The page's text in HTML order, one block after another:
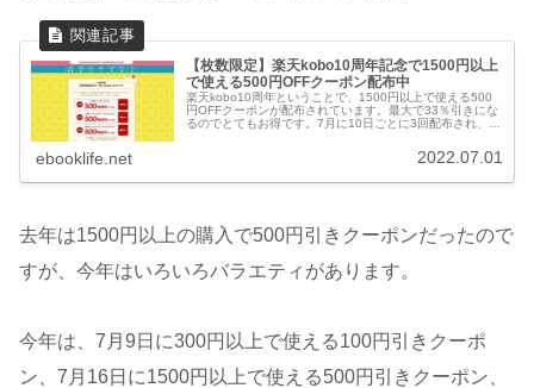
【枚数限定】楽天kobo10周年記念で1500円以上
で使える500円OFFクーポン配布中
楽天kobo10周年ということで、1500円以上で使える500
円OFFクーポンが配布されています。最大で33％引きにな
るのでとてもお得です。7月に10日ごとに3回配布され、
ebooklife.net 2022.07.01
去年は1500円以上の購入で500円引きクーポンだったので
すが、今年はいろいろバラエティがあります。
今年は、7月9日に300円以上で使える100円引きクーポ
ン、7月16日に1500円以上で使える500円引きクーポン、